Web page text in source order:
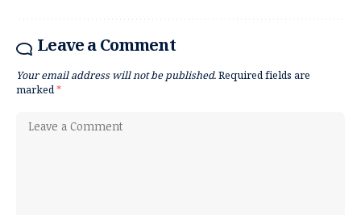
Leave a Comment
Your email address will not be published.Required fields are
marked*